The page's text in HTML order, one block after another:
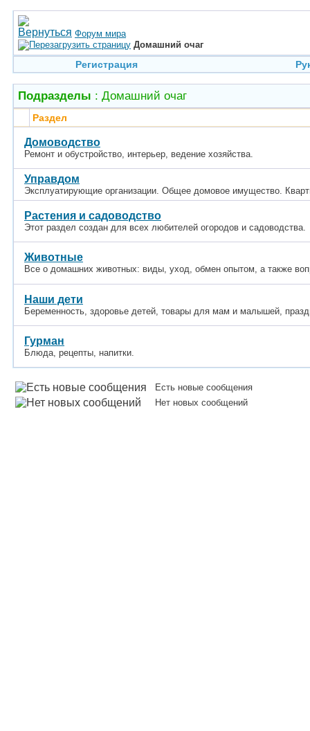
Форум мира
Домашний очаг
Регистрация
Подразделы : Домашний очаг
Раздел
Домоводство
Ремонт и обустройство, интерьер, ведение хозяйства.
Управдом
Эксплуатирующие организации. Общее домовое имущество.
Растения и садоводство
Этот раздел создан для всех любителей огородов и садоводства.
Животные
Все о домашних животных: виды, уход, обмен опытом, а также
Наши дети
Беременность, здоровье детей, товары для мам и малышей,
Гурман
Блюда, рецепты, напитки.
Есть новые сообщения
Нет новых сообщений